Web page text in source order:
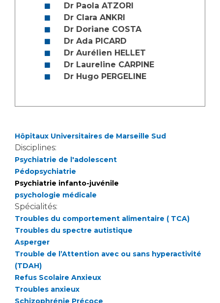
Vos représentants
La Commission Des Usagers (CDU)
Les Comités Locaux des Usagers
Le projet des usagers
Nos indicateurs qualité et de sécurité des soins
Protection des données
Sécurité
Les recherches en santé à l’AP-HM
Lieu de santé sans tabac
Médiathèque
Fournisseurs
Rôles et missions
Dr Paola ATZORI
Dr Clara ANKRI
Dr Doriane COSTA
Dr Ada PICARD
Dr Aurélien HELLET
Dr Laureline CARPINE
Dr Hugo PERGELINE
Hôpitaux Universitaires de Marseille Sud
Disciplines:
Psychiatrie de l'adolescent
Pédopsychiatrie
Psychiatrie infanto-juvénile
psychologie médicale
Spécialités:
Troubles du comportement alimentaire ( TCA)
Troubles du spectre autistique
Asperger
Trouble de l’Attention avec ou sans hyperactivité
(TDAH)
Refus Scolaire Anxieux
Troubles anxieux
Schizophrénie Précoce